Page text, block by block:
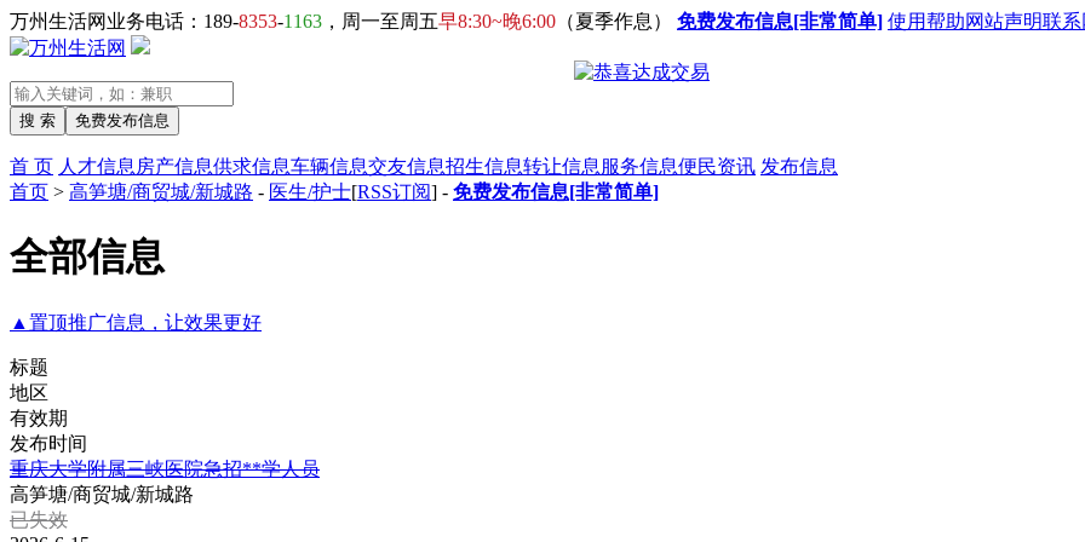
万州生活网业务电话：189-8353-1163 ，周一至周五早8:30~晚6:00 （夏季作息） 免费发布信息[非常简单] 使用帮助网站声明联
首 页 人才信息 房产信息供求信息车辆信息交友信息招生信息转让信息 服务信息便民资讯 发布信息
首页 > 高笋塘/商贸城/新城路 - 医生/护士[RSS订阅] - 免费发布信息[非常简单]
全部信息
▲置顶推广信息，让效果更好
标题
地区
有效期
发布时间
重庆大学附属三峡医院急招**学人员
高笋塘/商贸城/新城路
已失效